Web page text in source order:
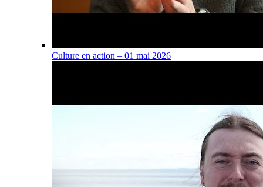
Culture en action – 01 mai 2026